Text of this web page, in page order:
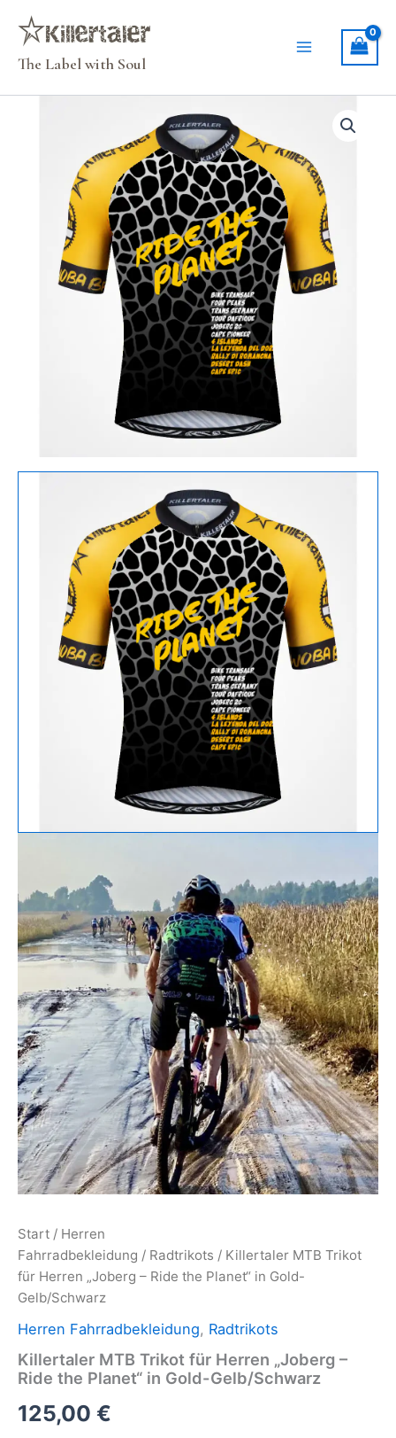
Inhalt
springen
The Label with Soul
Start / Herren
Fahrradbekleidung / Radtrikots / Killertaler MTB Trikot
für Herren „Joberg – Ride the Planet“ in Gold-
Gelb/Schwarz
Herren Fahrradbekleidung, Radtrikots
Killertaler MTB Trikot für Herren „Joberg –
Ride the Planet“ in Gold-Gelb/Schwarz
125,00 €